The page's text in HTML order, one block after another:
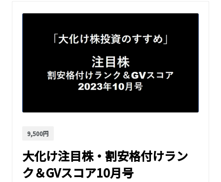
9,500円
大化け注目株・割安格付けラン
ク＆GVスコア10月号